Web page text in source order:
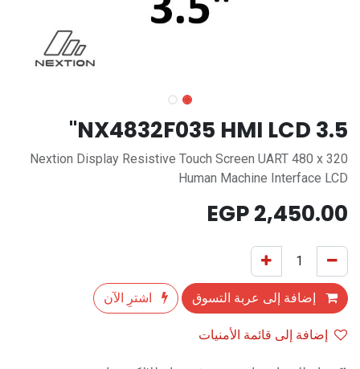
NX4832F035 HMI LCD 3.5"
Nextion Display Resistive Touch Screen UART 480 x 320
Human Machine Interface LCD
2,450.00
إضافة إلى عربة التسوق
اشترِ الآن
إضافة إلى قائمة الأمنيات